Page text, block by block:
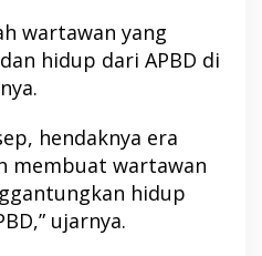
wartawan yang
hidup dari APBD di
hendaknya era
membuat wartawan
hidup
ujarnya.